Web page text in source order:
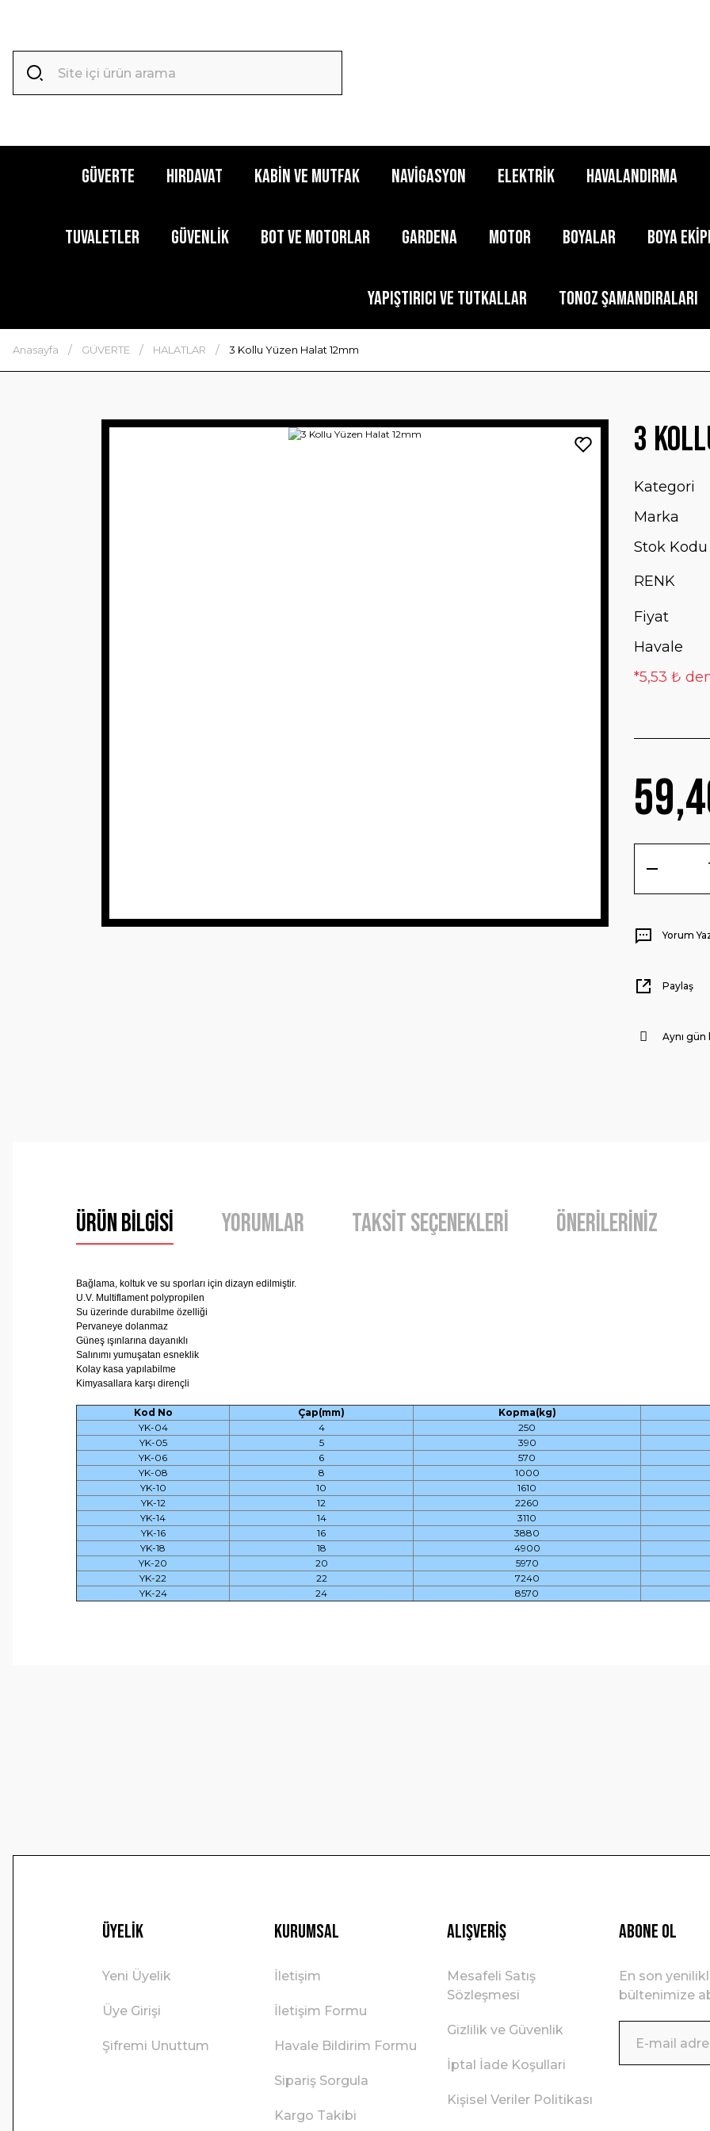
GÜVERTE HIRDAVAT KABİN ve MUTFAK NAVİGASYON ELEKTRİK HAVALANDIRMA
TUVALETLER GÜVENLİK BOT ve MOTORLAR GARDENA MOTOR BOYALAR BOYA
YAPIŞTIRICI ve TUTKALLAR TONOZ ŞAMANDIRALARI
Anasayfa GÜVERTE HALATLAR 3 Kollu Yüzen Halat 12mm
3
Kategori
Marka
Stok Kodu
RENK
Fiyat
Havale
*5,53 ₺
Yorum
Paylaş
Aynı gün
Ürün Bilgisi Yorumlar Taksit Seçenekleri Önerileriniz
Bağlama, koltuk ve su sporları için dizayn edilmiştir.
U.V. Multiflament polypropilen
Su üzerinde durabilme özelliği
Pervaneye dolanmaz
Güneş ışınlarına dayanıklı
Salınımı yumuşatan esneklik
Kolay kasa yapılabilme
Kimyasallara karşı dirençli
Kod No Çap(mm) Kopma(kg)
YK-04
4 250
YK-05
5 390
YK-06
6 570
YK-08
8 1000
YK-10
10 1610
YK-12
12 2260
YK-14
14 3110
YK-16
16 3880
YK-18
18 4900
YK-20
20 5970
YK-22
22 7240
YK-24
24 8570
Üyelik
Yeni Üyelik
Üye Girişi
Şifremi Unuttum
Kurumsal
İletişim
İletişim Formu
Havale Bildirim Formu
Sipariş Sorgula
Kargo Takibi
Alışveriş
Mesafeli Satış
Sözleşmesi
Gizlilik ve Güvenlik
İptal İade Koşullari
Kişisel Veriler Politikası
ABONE OL
En son
bültenimize